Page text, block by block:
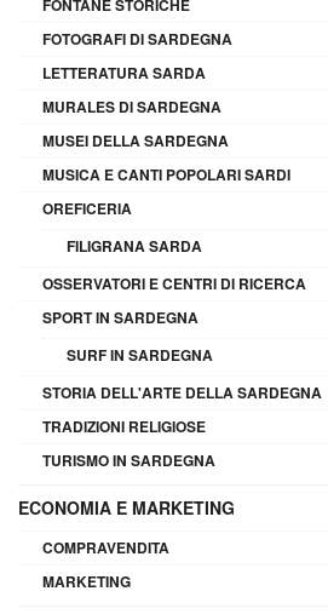
FONTANE STORICHE
FOTOGRAFI DI SARDEGNA
LETTERATURA SARDA
MURALES DI SARDEGNA
MUSEI DELLA SARDEGNA
MUSICA E CANTI POPOLARI SARDI
OREFICERIA
FILIGRANA SARDA
OSSERVATORI E CENTRI DI RICERCA
SPORT IN SARDEGNA
SURF IN SARDEGNA
STORIA DELL'ARTE DELLA SARDEGNA
TRADIZIONI RELIGIOSE
TURISMO IN SARDEGNA
ECONOMIA E MARKETING
COMPRAVENDITA
MARKETING